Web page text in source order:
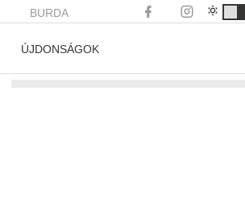
BURDA
ÚJDONSÁGOK